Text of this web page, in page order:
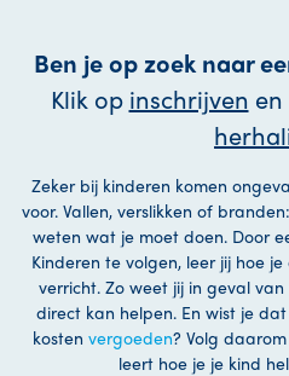
Ben je op zoek naar
Klik op inschrijven
Zeker bij kinderen komen
voor. Vallen, verslikken of
weten wat je moet doen. Door
Kinderen te volgen, leer jij hoe
verricht. Zo weet jij in geval
direct kan helpen. En wist je
kosten vergoeden? Volg
leert hoe je je kind